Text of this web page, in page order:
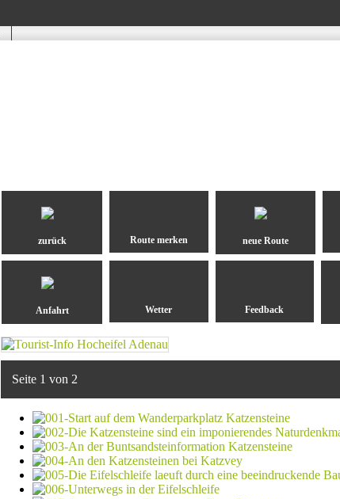
zurück neue Route
Anfahrt
Seite 1 von 2